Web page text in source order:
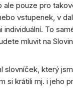
ale pouze pro
vstupenek, v
individuální. To
mluvit na
slovníček, který
si krátili mj. i jeho